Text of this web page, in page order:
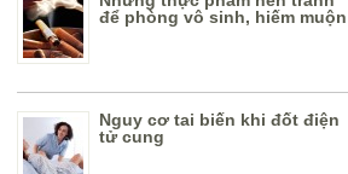
để phòng vô sinh, hiếm muộn
Nguy cơ tai biến khi đốt điện
tử cung